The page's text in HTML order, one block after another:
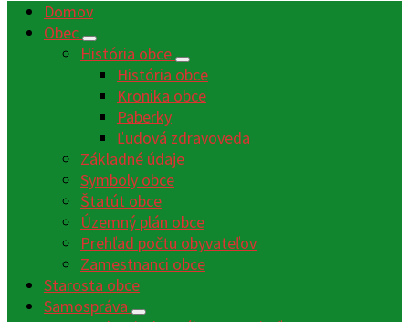
Domov
Obec
História obce
História obce
Kronika obce
Paberky
Ľudová zdravoveda
Základné údaje
Symboly obce
Štatút obce
Územný plán obce
Prehľad počtu obyvateľov
Zamestnanci obce
Starosta obce
Samospráva